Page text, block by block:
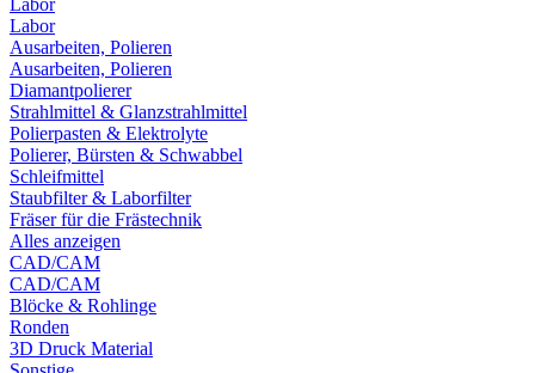
Labor
Labor
Ausarbeiten, Polieren
Ausarbeiten, Polieren
Diamantpolierer
Strahlmittel & Glanzstrahlmittel
Polierpasten & Elektrolyte
Polierer, Bürsten & Schwabbel
Schleifmittel
Staubfilter & Laborfilter
Fräser für die Frästechnik
Alles anzeigen
CAD/CAM
CAD/CAM
Blöcke & Rohlinge
Ronden
3D Druck Material